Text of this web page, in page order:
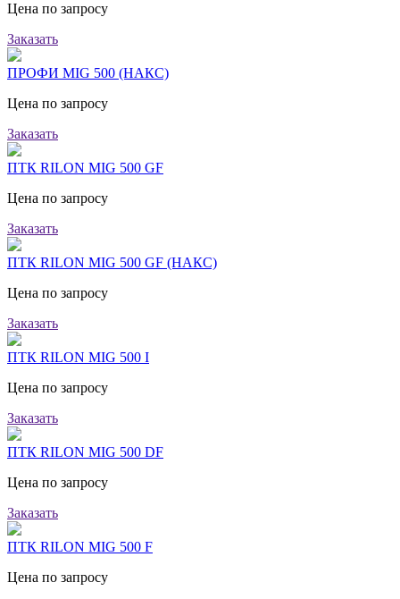
Цена по запросу
Заказать
ПРОФИ MIG 500 (НАКС)
Цена по запросу
Заказать
ПТК RILON MIG 500 GF
Цена по запросу
Заказать
ПТК RILON MIG 500 GF (НАКС)
Цена по запросу
Заказать
ПТК RILON MIG 500 I
Цена по запросу
Заказать
ПТК RILON MIG 500 DF
Цена по запросу
Заказать
ПТК RILON MIG 500 F
Цена по запросу